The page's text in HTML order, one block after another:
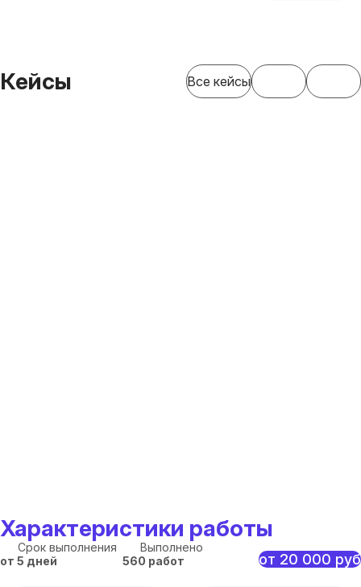
Кейсы Все кейсы
Характеристики работы
Срок выполнения
от 5 дней
Выполнено
560 работ
от 20 000 руб